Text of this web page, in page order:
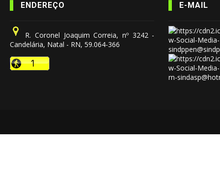
ENDEREÇO
R. Coronel Joaquim Correia, nº 3242 -
Candelária, Natal - RN, 59.064-366
E-MAIL
rn-